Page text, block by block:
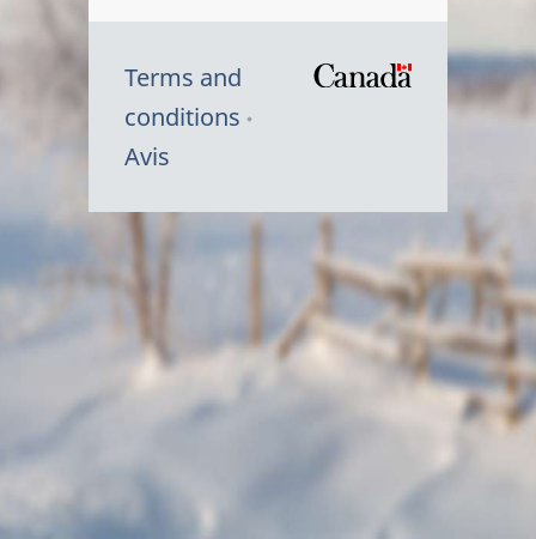
Terms and
conditions
Avis
Symbole
Canada